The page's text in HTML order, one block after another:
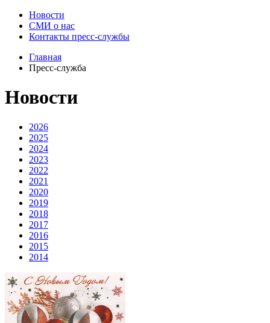
Новости
СМИ о нас
Контакты пресс-службы
Главная
Пресс-служба
Новости
2026
2025
2024
2023
2022
2021
2020
2019
2018
2017
2016
2015
2014